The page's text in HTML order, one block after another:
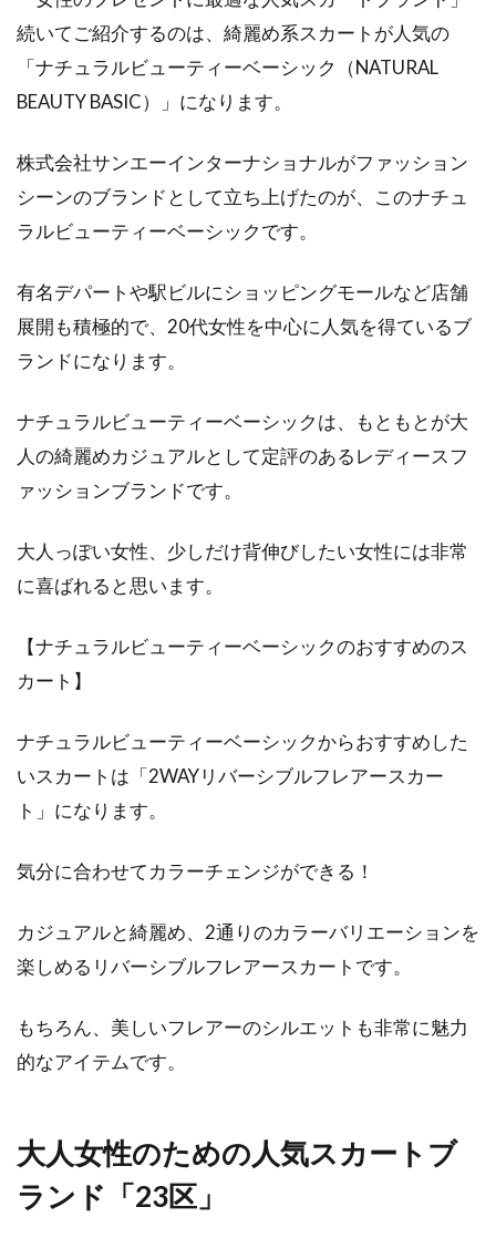
続いてご紹介するのは、綺麗め系スカートが人気の
「ナチュラルビューティーベーシック（NATURAL
BEAUTY BASIC）」になります。
株式会社サンエーインターナショナルがファッション
シーンのブランドとして立ち上げたのが、このナチュ
ラルビューティーベーシックです。
有名デパートや駅ビルにショッピングモールなど店舗
展開も積極的で、20代女性を中心に人気を得ているブ
ランドになります。
ナチュラルビューティーベーシックは、もともとが大
人の綺麗めカジュアルとして定評のあるレディースフ
ァッションブランドです。
大人っぽい女性、少しだけ背伸びしたい女性には非常
に喜ばれると思います。
【ナチュラルビューティーベーシックのおすすめのス
カート】
ナチュラルビューティーベーシックからおすすめした
いスカートは「2WAYリバーシブルフレアースカー
ト」になります。
気分に合わせてカラーチェンジができる！
カジュアルと綺麗め、2通りのカラーバリエーションを
楽しめるリバーシブルフレアースカートです。
もちろん、美しいフレアーのシルエットも非常に魅力
的なアイテムです。
大人女性のための人気スカートブ
ランド「23区」